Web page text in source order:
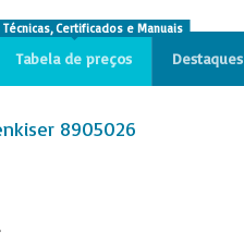
Tabela de preços
Técnicas, Certificados e Manuais
Destaques
8905026